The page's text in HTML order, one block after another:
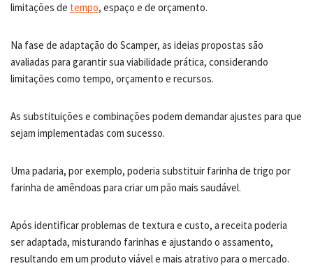
limitações de tempo, espaço e de orçamento.
Na fase de adaptação do Scamper, as ideias propostas são
avaliadas para garantir sua viabilidade prática, considerando
limitações como tempo, orçamento e recursos.
As substituições e combinações podem demandar ajustes para que
sejam implementadas com sucesso.
Uma padaria, por exemplo, poderia substituir farinha de trigo por
farinha de amêndoas para criar um pão mais saudável.
Após identificar problemas de textura e custo, a receita poderia
ser adaptada, misturando farinhas e ajustando o assamento,
resultando em um produto viável e mais atrativo para o mercado.